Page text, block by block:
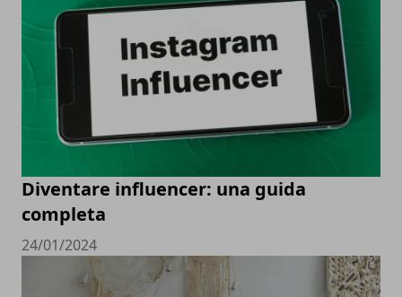
Diventare influencer: una guida
completa
24/01/2024